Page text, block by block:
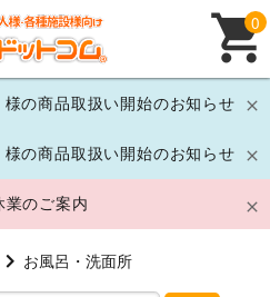
の商品取扱い開始のお知らせ
の商品取扱い開始のお知らせ
業のご案内
0
お風呂・洗面所